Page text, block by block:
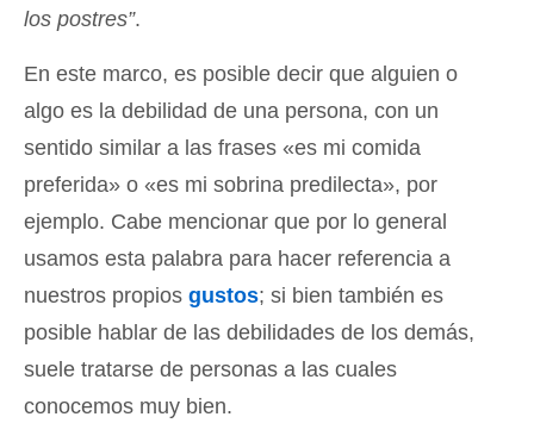
los postres”.
En este marco, es posible decir que alguien o
algo es la debilidad de una persona, con un
sentido similar a las frases «es mi comida
preferida» o «es mi sobrina predilecta», por
ejemplo. Cabe mencionar que por lo general
usamos esta palabra para hacer referencia a
nuestros propios gustos; si bien también es
posible hablar de las debilidades de los demás,
suele tratarse de personas a las cuales
conocemos muy bien.